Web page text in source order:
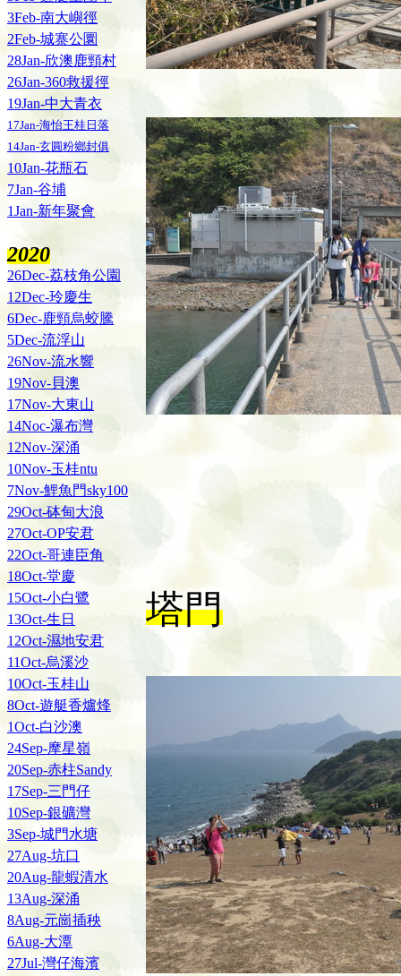
3Feb-南大嶼徑
2Feb-城寨公圜
28Jan-欣澳鹿頸村
26Jan-360救援徑
19Jan-中大青衣
17Jan-海怡王桂日落
14Jan-玄圓粉鄉封俱
10Jan-花瓶石
7Jan-谷埔
1Jan-新年聚會
2020
26Dec-荔枝角公園
12Dec-玲慶生
6Dec-鹿頸烏蛟騰
5Dec-流浮山
26Nov-流水響
19Nov-貝澳
17Nov-大東山
14Noc-瀑布灣
12Nov-深涌
10Nov-玉桂ntu
7Nov-鯉魚門sky100
29Oct-砵甸大浪
27Oct-OP安君
22Oct-哥連臣角
18Oct-堂慶
15Oct-小白鷺
13Oct-生日
12Oct-濕地安君
11Oct-烏溪沙
10Oct-玉桂山
8Oct-遊艇香爐烽
1Oct-白沙澳
24Sep-摩星嶺
20Sep-赤柱Sandy
17Sep-三門仔
10Sep-銀礦灣
3Sep-城門水塘
27Aug-坑口
20Aug-龍蝦清水
13Aug-深涌
8Aug-元崗插秧
6Aug-大潭
27Jul-灣仔海濱
塔門